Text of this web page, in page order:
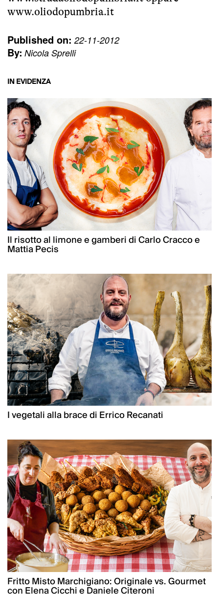
www.oliodopumbria.it
Published on: 22-11-2012
By: Nicola Sprelli
IN EVIDENZA
Il risotto al limone e gamberi di Carlo Cracco e
Mattia Pecis
I vegetali alla brace di Errico Recanati
Fritto Misto Marchigiano: Originale vs. Gourmet
con Elena Cicchi e Daniele Citeroni